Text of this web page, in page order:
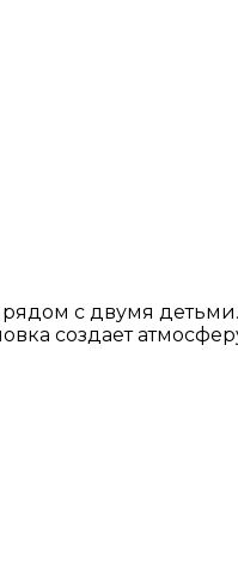
с двумя
создает